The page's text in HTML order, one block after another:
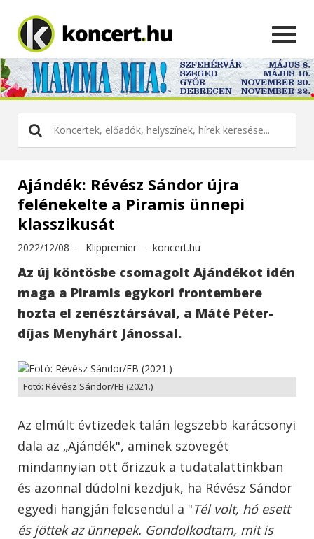
Ajándék: Révész Sándor újra
felénekelte a Piramis ünnepi
klasszikusát
2022/12/08 · Klippremier · koncert.hu
Az új köntösbe csomagolt Ajándékot idén
maga a Piramis egykori frontembere
hozta el zenésztársával, a Máté Péter-
díjas Menyhárt Jánossal.
Fotó: Révész Sándor/FB (2021.)
Az elmúlt évtizedek talán legszebb karácsonyi
dala az „Ajándék", aminek szövegét
mindannyian ott őrizzük a tudatalattinkban
és azonnal dúdolni kezdjük, ha Révész Sándor
egyedi hangján felcsendül a "Tél volt, hó esett
és jöttek az ünnepek. Gondolkodtam, mit is